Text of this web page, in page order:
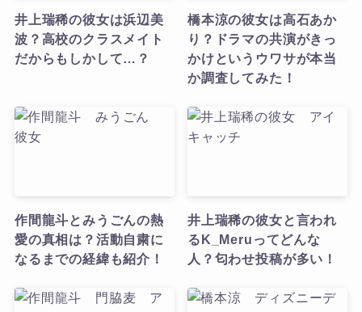
井上瑞稀の彼女は浜辺美
波？高校のクラスメイト
だからもしかして…？
橋本涼の彼女は高石あか
り？ドラマの共演がきっ
かけというウワサが本当
か調査してみた！
作間龍斗とみうごんの熱
愛の真相は？活動自粛に
なるまでの経緯も紹介！
井上瑞稀の彼女と言われ
るK_Meruってどんな
人？匂わせ投稿が多い！